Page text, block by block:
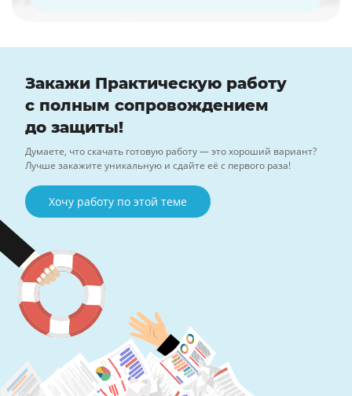
Закажи Практическую работу
с полным сопровождением
до защиты!
Думаете, что скачать готовую работу — это хороший вариант?
Лучше закажите уникальную и сдайте её с первого раза!
Хочу работу по этой теме